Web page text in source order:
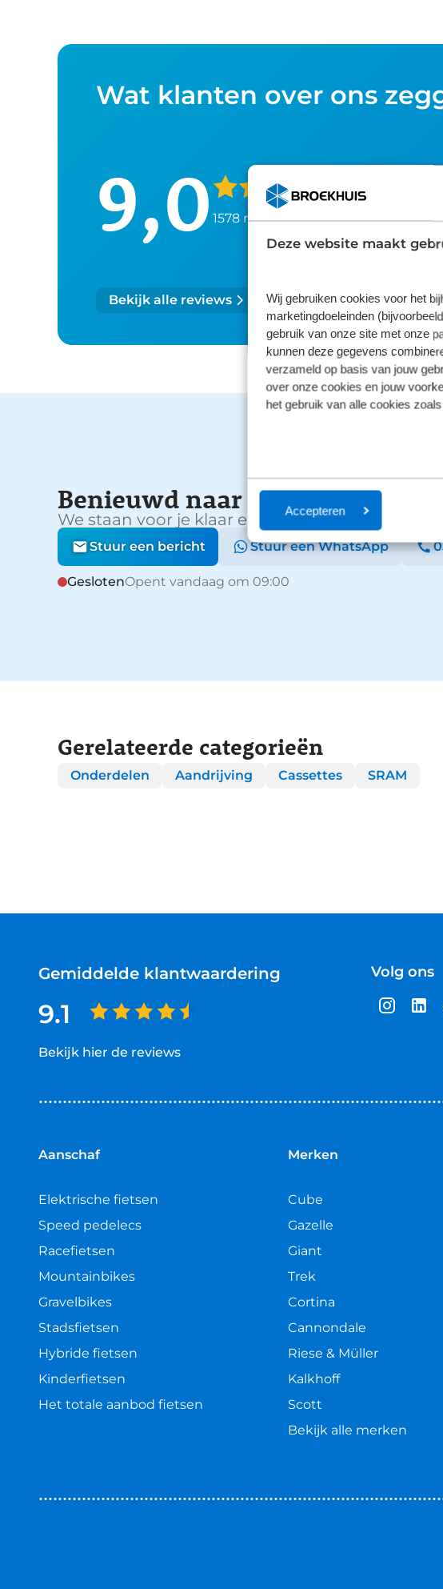
Deze website maakt
Wij gebruiken cookies voor het
marketingdoeleinden
gebruik van onze site met onze
kunnen deze gegevens
verzameld op basis van jouw
over onze cookies en jouw
het gebruik van alle cookies
Accepteren
Wat klanten over ons
9,0 1578 reviews
Bekijk alle reviews
Benieuwd naar de
We staan voor je klaar en helpen graag.
Stuur een bericht Stuur een WhatsApp
GeslotenOpent vandaag om 09:00
Gerelateerde categorieën
Onderdelen Aandrijving Cassettes SRAM
Gemiddelde klantwaardering
9.1
Bekijk hier de reviews
Volg ons
Aanschaf
Elektrische fietsen
Speed pedelecs
Racefietsen
Mountainbikes
Gravelbikes
Stadsfietsen
Hybride fietsen
Kinderfietsen
Het totale aanbod fietsen
Merken
Cube
Gazelle
Giant
Trek
Cortina
Cannondale
Riese & Müller
Kalkhoff
Scott
Bekijk alle merken